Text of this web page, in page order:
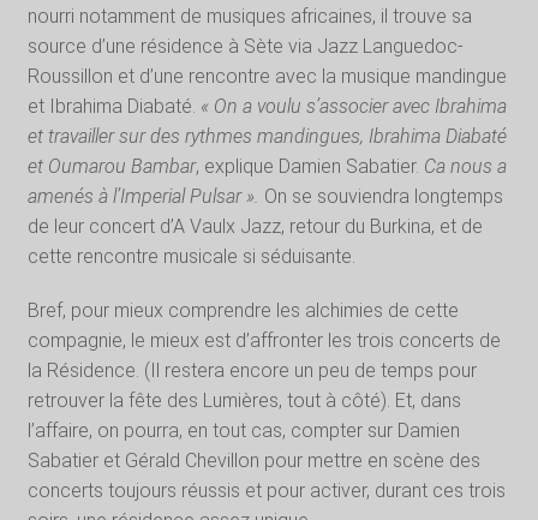
nourri notamment de musiques africaines, il trouve sa
source d’une résidence à Sète via Jazz Languedoc-
Roussillon et d’une rencontre avec la musique mandingue
et Ibrahima Diabaté. « On a voulu s’associer avec Ibrahima
et travailler sur des rythmes mandingues, Ibrahima Diabaté
et Oumarou Bambar, explique Damien Sabatier. Ca nous a
amenés à l’Imperial Pulsar ». On se souviendra longtemps
de leur concert d’A Vaulx Jazz, retour du Burkina, et de
cette rencontre musicale si séduisante.
Bref, pour mieux comprendre les alchimies de cette
compagnie, le mieux est d’affronter les trois concerts de
la Résidence. (Il restera encore un peu de temps pour
retrouver la fête des Lumières, tout à côté). Et, dans
l’affaire, on pourra, en tout cas, compter sur Damien
Sabatier et Gérald Chevillon pour mettre en scène des
concerts toujours réussis et pour activer, durant ces trois